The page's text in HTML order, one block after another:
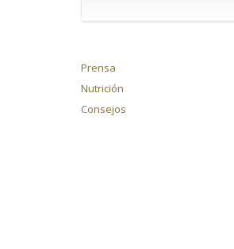
Prensa
Nutrición
Consejos